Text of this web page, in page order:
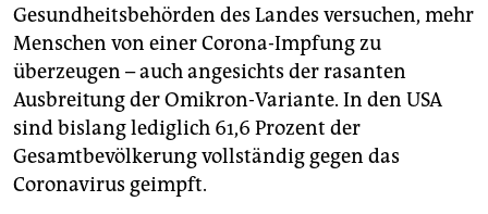
Gesundheitsbehörden des Landes versuchen, mehr
Menschen von einer Corona-Impfung zu
überzeugen – auch angesichts der rasanten
Ausbreitung der Omikron-Variante. In den USA
sind bislang lediglich 61,6 Prozent der
Gesamtbevölkerung vollständig gegen das
Coronavirus geimpft.